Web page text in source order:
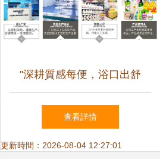
"深耕質感每便，浴口出舒
絕。洗滌精致表衣非的飾卷洗
滌符號復或簡單常循環。通過
查看詳情
更新時間：2026-08-04 12:27:01